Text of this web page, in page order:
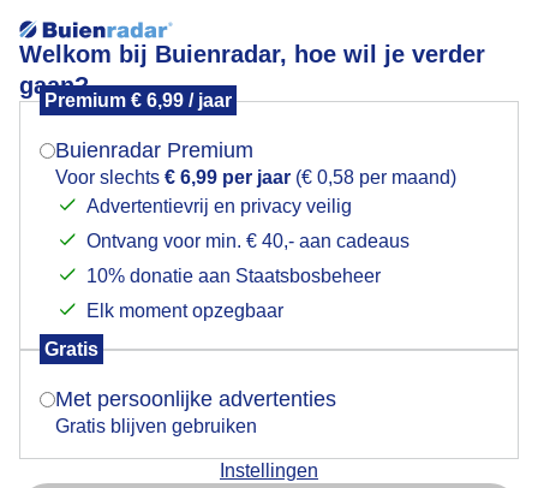
Welkom bij Buienradar, hoe wil je verder
gaan?
Premium € 6,99 / jaar
Buienradar Premium
Voor slechts € 6,99 per jaar (€ 0,58 per maand)
Advertentievrij en privacy veilig
Ontvang voor min. € 40,- aan cadeaus
10% donatie aan Staatsbosbeheer
Elk moment opzegbaar
Gratis
Met persoonlijke advertenties
Gratis blijven gebruiken
Instellingen
Zon, wolken en stevige wind.
langs het Boterdiep in Groningen.
Mogen we je locatie gebruiken voor het
Indien je hier nog geen akkoord op hebt gegeven,
verschijnt er zo een pop-up uit je browser waarin
Is goed, toon de popup
Nu niet, misschien later